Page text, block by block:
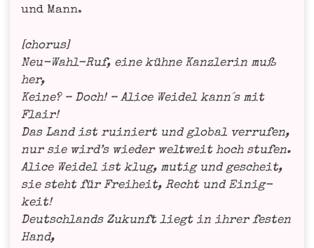
und Mann.
[cho­rus]
Neu-Wahl-Ruf, eine küh­ne Kanz­le­rin muß
her,
Kei­ne? – Doch! – Ali­ce Wei­del kann´s mit
Flair!
Das Land ist rui­niert und glo­bal ver­ru­fen,
nur sie wird’s wie­der welt­weit hoch stu­fen.
Ali­ce Wei­del ist klug, mutig und gescheit,
sie steht für Frei­heit, Recht und Einig­
keit!
Deutsch­lands Zukunft liegt in ihrer fes­ten
Hand,